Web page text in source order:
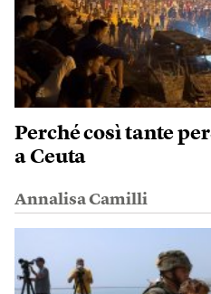
Perché così tante
a Ceuta
Annalisa Camilli